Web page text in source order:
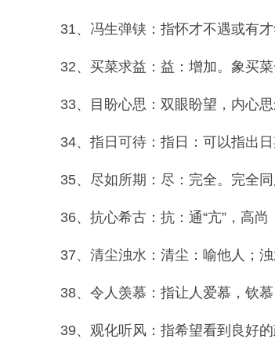
31、冯生弹铗：指怀才不遇或有才
32、买菜求益：益：增加。象买菜
33、目盼心思：双眼盼望，内心思
34、指日可待：指日：可以指出日
35、尽如所期：尽：完全。完全同
36、抗心希古：抗：通“亢”，高尚
37、清尘浊水：清尘：喻他人；浊
38、令人羡慕：指让人爱慕，钦慕
39、观化听风：指希望看到良好的